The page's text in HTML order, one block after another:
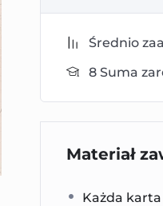
Średnio
8 Suma
Materiał
Każda